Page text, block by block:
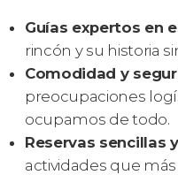
Guías expertos en
rincón y su historia
Comodidad y
preocupaciones
ocupamos de todo.
Reservas sencillas
actividades que